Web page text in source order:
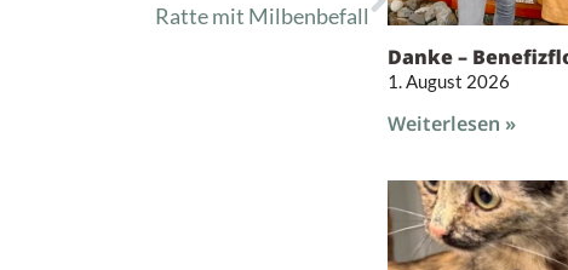
Ratte mit Milbenbefall
Danke –
1. August 2026
Weiterlesen »